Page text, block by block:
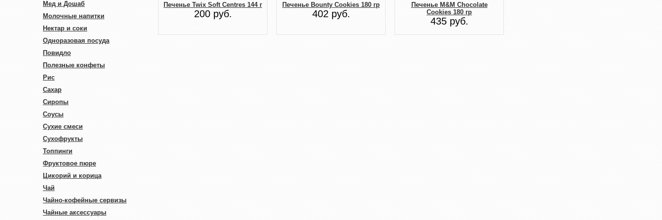
Мед и Дошаб
Молочные напитки
Нектар и соки
Одноразовая посуда
Повидло
Полезные конфеты
Рис
Сахар
Сиропы
Соусы
Сухие смеси
Сухофрукты
Топпинги
Фруктовое пюре
Цикорий и корица
Чай
Чайно-кофейные сервизы
Чайные аксессуары
Печенье Twix Soft Centres 144 г
200 руб.
Печенье Bounty Cookies 180 гр
402 руб.
Печенье M&M Choсolate
Cookies 180 гр
435 руб.